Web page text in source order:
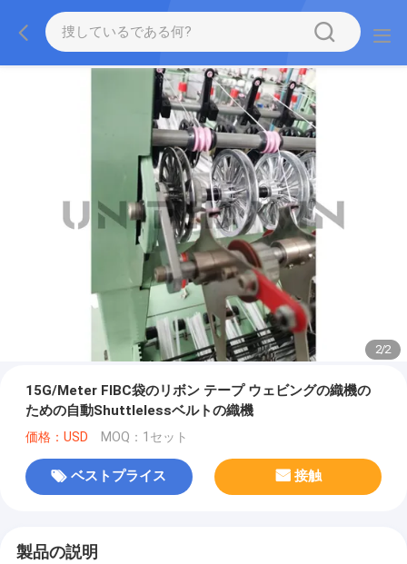
2/2
15G/Meter FIBC袋のリボン テープ ウェビングの織機の
ための自動Shuttlelessベルトの織機
価格：USD MOQ：1セット
ベストプライス 接触
製品の説明